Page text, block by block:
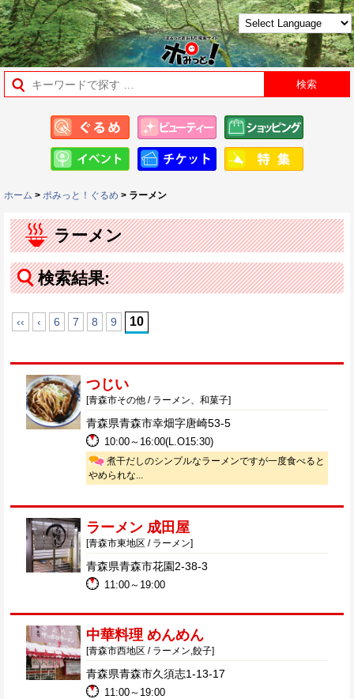
ホーム > ポみっと！ぐるめ > ラーメン
ラーメン
検索結果:
‹‹ ‹ 6 7 8 9 10
つじい
[青森市その他 / ラーメン、和菓子]
青森県青森市幸畑字唐崎53-5
10:00～16:00(L.O15:30)
煮干だしのシンプルなラーメンですが一度食べると
やめられな...
ラーメン 成田屋
[青森市東地区 / ラーメン]
青森県青森市花園2-38-3
11:00～19:00
中華料理 めんめん
[青森市西地区 / ラーメン,餃子]
青森県青森市久須志1-13-17
11:00～19:00